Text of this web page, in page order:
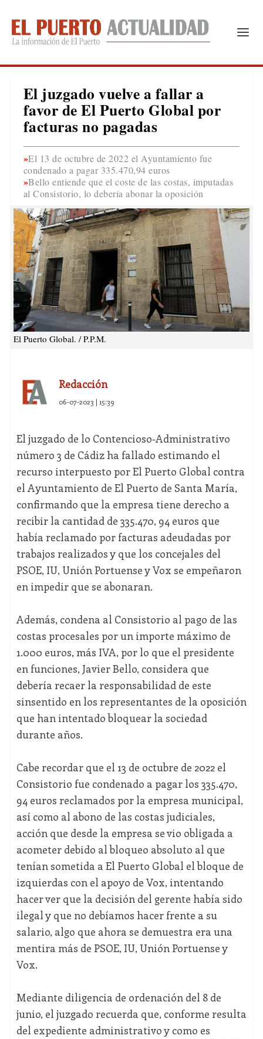
El juzgado vuelve a fallar a
favor de El Puerto Global por
facturas no pagadas
El 13 de octubre de 2022 el Ayuntamiento fue
condenado a pagar 335.470,94 euros
Bello entiende que el coste de las costas, imputadas
al Consistorio, lo debería abonar la oposición
El Puerto Global. / P.P.M.
Redacción
06-07-2023 | 15:39
El juzgado de lo Contencioso-Administrativo
número 3 de Cádiz ha fallado estimando el
recurso interpuesto por El Puerto Global contra
el Ayuntamiento de El Puerto de Santa María,
confirmando que la empresa tiene derecho a
recibir la cantidad de 335.470, 94 euros que
había reclamado por facturas adeudadas por
trabajos realizados y que los concejales del
PSOE, IU, Unión Portuense y Vox se empeñaron
en impedir que se abonaran.
Además, condena al Consistorio al pago de las
costas procesales por un importe máximo de
1.000 euros, más IVA, por lo que el presidente
en funciones, Javier Bello, considera que
debería recaer la responsabilidad de este
sinsentido en los representantes de la oposición
que han intentado bloquear la sociedad
durante años.
Cabe recordar que el 13 de octubre de 2022 el
Consistorio fue condenado a pagar los 335.470,
94 euros reclamados por la empresa municipal,
así como al abono de las costas judiciales,
acción que desde la empresa se vio obligada a
acometer debido al bloqueo absoluto al que
tenían sometida a El Puerto Global el bloque de
izquierdas con el apoyo de Vox, intentando
hacer ver que la decisión del gerente había sido
ilegal y que no debíamos hacer frente a su
salario, algo que ahora se demuestra era una
mentira más de PSOE, IU, Unión Portuense y
Vox.
Mediante diligencia de ordenación del 8 de
junio, el juzgado recuerda que, conforme resulta
del expediente administrativo y como es